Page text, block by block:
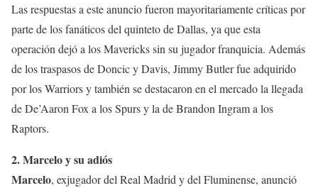
Las respuestas a este anuncio fueron mayoritariamente críticas por
parte de los fanáticos del quinteto de Dallas, ya que esta
operación dejó a los Mavericks sin su jugador franquicia. Además
de los traspasos de Doncic y Davis, Jimmy Butler fue adquirido
por los Warriors y también se destacaron en el mercado la llegada
de De’Aaron Fox a los Spurs y la de Brandon Ingram a los
Raptors.
2. Marcelo y su adiós
Marcelo, exjugador del Real Madrid y del Fluminense, anunció